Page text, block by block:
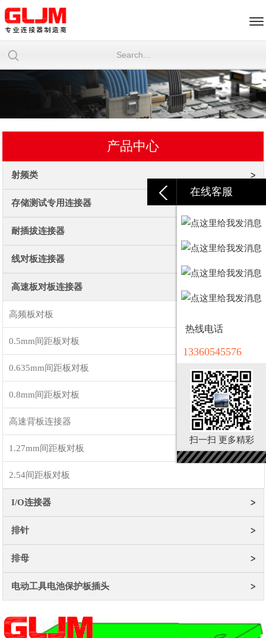
在线客服
热线电话
13360545576
扫一扫 更多精彩
产品中心
射频类
存储测试专用连接器
耐插拔连接器
线对板连接器
高速板对板连接器
高频板对板
0.5mm间距板对板
0.635mm间距板对板
0.8mm间距板对板
高速背板连接器
1.27mm间距板对板
2.54间距板对板
I/O连接器
排针
排母
电动工具电池保护板插头